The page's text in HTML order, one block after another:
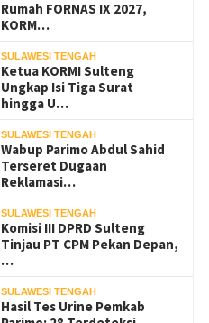
Rumah FORNAS IX 2027,
KORM…
SULAWESI TENGAH
Ketua KORMI Sulteng
Ungkap Isi Tiga Surat
hingga U…
SULAWESI TENGAH
Wabup Parimo Abdul Sahid
Terseret Dugaan
Reklamasi…
SULAWESI TENGAH
Komisi III DPRD Sulteng
Tinjau PT CPM Pekan Depan,
…
SULAWESI TENGAH
Hasil Tes Urine Pemkab